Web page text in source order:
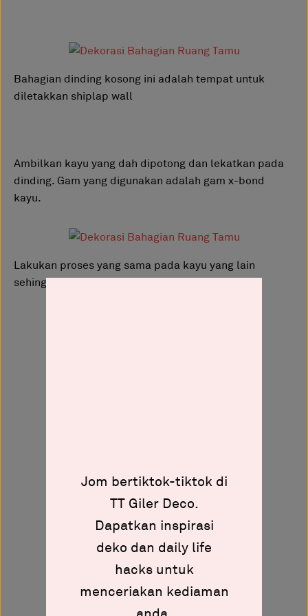
Bahagian dinding kosong ini adalah tempat untuk
diletakkan shiplap wall
Ambilkan kayu yang dah dipotong dan lekatkan pada
dinding. Gam yang digunakan adalah gam x-bond
kayu.
Lakukan proses yang sama pada kayu yang lain
sehingga memenuhi ruang dinding ini
Jom bertiktok-tiktok di
TT Giler Deco.
Dapatkan inspirasi
deko dan daily life
hacks untuk
menceriakan kediaman
anda.